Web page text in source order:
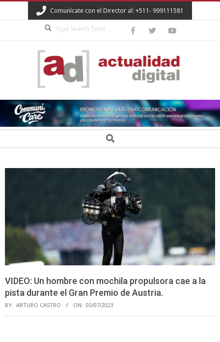
to
Comunícate con el Director al: +511- 999111581
ACTUALIDAD
DIGITAL Search
VIDEO: Un hombre con mochila propulsora cae a la
pista durante el Gran Premio de Austria.
BY: ARTURO CASTRO ON: 03/07/2023